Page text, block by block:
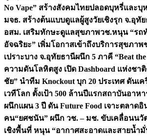
No Vape” สร้างสังคมไทยปลอดบุหรี่และบุ
มจธ. สร้างต้นแบบดูแลผู้สูงวัยเชิงรุก จ.อุทั
อสม. เสริมทักษะดูแลสุขภาพวช.หนุน “รถ
อัจฉริยะ” เพิ่มโอกาสเข้าถึงบริการสุขภาพ
เปราะบาง จ.อุทัยธานีผนึก 5 ภาคี “Beat the
ความดันโลหิตสูง เปิด Dashboard แห่งชา
ชัย” นำทีม Knockout บุก 20 ประเทศ ดันเ
เวทีโลก ตั้งเป้า 500 ล้านปีแรกสถาบันอาห
ผนึกแผน 3 ปี ดัน Future Food เจาะตลาดอิ
คน“ยศชนัน” ผนึก วช. – มช. ขับเคลื่อนนวั
เชิงพื้นที่ หนุน “อากาศสะอาดและสายน้ำ